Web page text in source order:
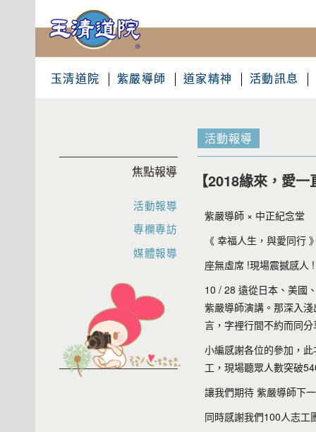
玉清道院 紫嚴導師 道家精神 活動訊息
活動報導
【2018緣來，愛
紫嚴導師 × 中正紀念堂
《 幸福人生，與愛同行
座無虛席 !現場震撼感人
10 / 28 遠從日本、美國
紫嚴導師演講。那深入
言，字裡行間不約而同
小編感謝各位的參加，
工，現場聽眾人數突破
讓我們期待 紫嚴導師下
同時感謝我們100人志工
焦點報導
活動報導
專欄專訪
媒體報導